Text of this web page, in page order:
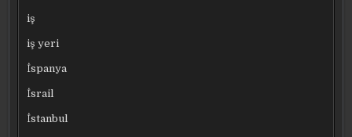
iş
iş yeri
İspanya
İsrail
İstanbul